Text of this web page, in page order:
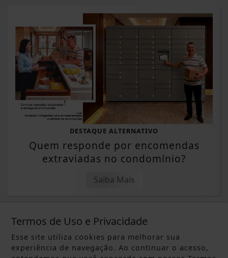
DESTAQUE ALTERNATIVO
Quem responde por encomendas
extraviadas no condomínio?
Saiba Mais
ALFREDO CHAVES
Termos de Uso e Privacidade
Esse site utiliza cookies para melhorar sua
experiência de navegação. Ao continuar o acesso,